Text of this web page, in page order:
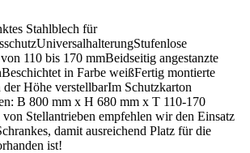
Stahlblech für
110 bis 170 mmBeidseitig angestanzte
in Farbe weißFertig montierte
Höhe verstellbarIm Schutzkarton
B 800 mm x H 680 mm x T 110-170
Stellantrieben empfehlen wir den Einsatz
damit ausreichend Platz für die
ist!